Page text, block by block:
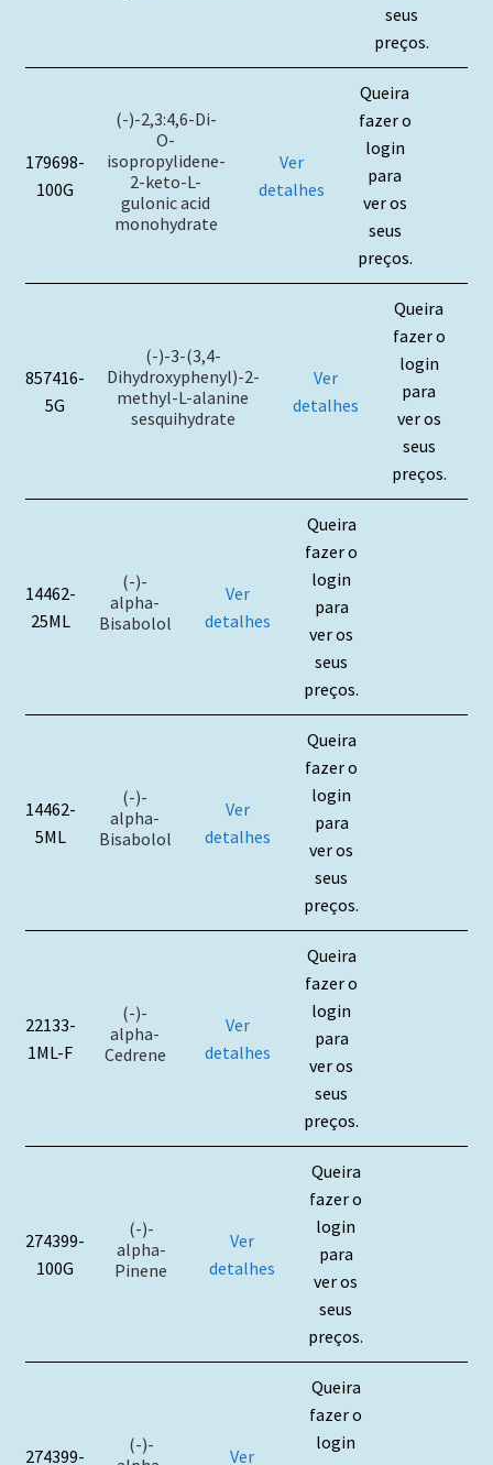
seus
preços.
179698-
100G
(-)-2,3:4,6-Di-
O-
isopropylidene-
2-keto-L-
gulonic acid
monohydrate
Ver
detalhes
Queira
fazer o
login
para
ver os
seus
preços.
857416-
5G
(-)-3-(3,4-
Dihydroxyphenyl)-2-
methyl-L-alanine
sesquihydrate
Ver
detalhes
Queira
fazer o
login
para
ver os
seus
preços.
14462-
25ML
(-)-
alpha-
Bisabolol
Ver
detalhes
Queira
fazer o
login
para
ver os
seus
preços.
14462-
5ML
(-)-
alpha-
Bisabolol
Ver
detalhes
Queira
fazer o
login
para
ver os
seus
preços.
22133-
1ML-F
(-)-
alpha-
Cedrene
Ver
detalhes
Queira
fazer o
login
para
ver os
seus
preços.
274399-
100G
(-)-
alpha-
Pinene
Ver
detalhes
Queira
fazer o
login
para
ver os
seus
preços.
274399-
(-)-
Ver
Queira
fazer o
login